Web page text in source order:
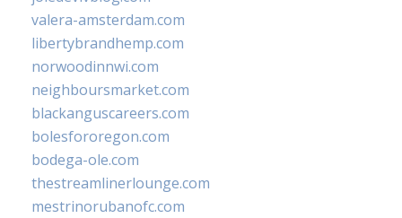
valera-amsterdam.com
libertybrandhemp.com
norwoodinnwi.com
neighboursmarket.com
blackanguscareers.com
bolesfororegon.com
bodega-ole.com
thestreamlinerlounge.com
mestrinorubanofc.com